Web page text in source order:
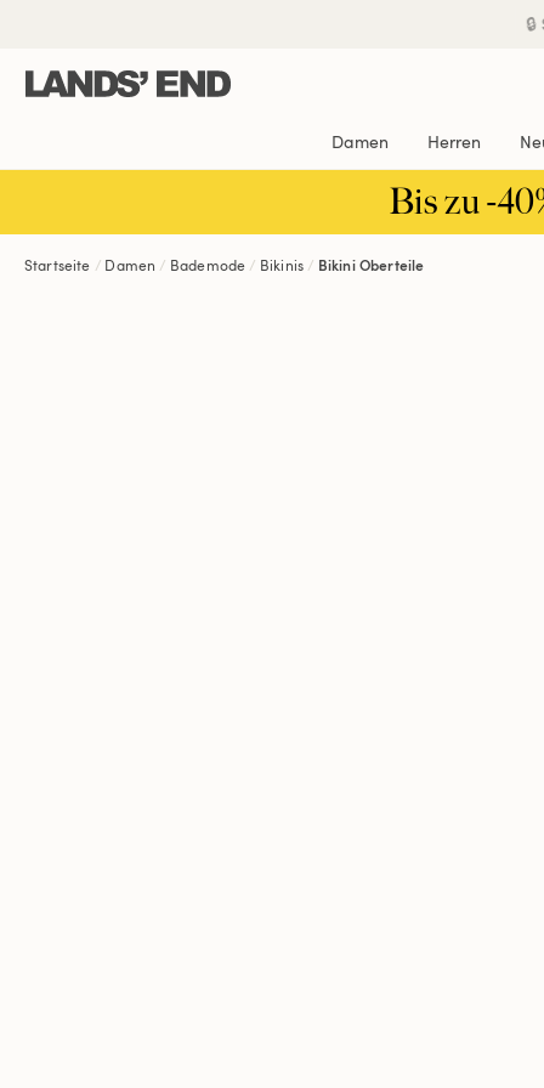
Inhalt
Navigation
Suche
Damen Herren
Bis zu -
Startseite Damen Bademode Bikinis Bikini Oberteile